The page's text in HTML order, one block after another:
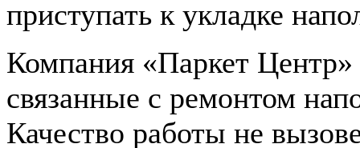
приступать к укладке
Компания «Паркет Центр»
связанные с ремонтом
Качество работы не